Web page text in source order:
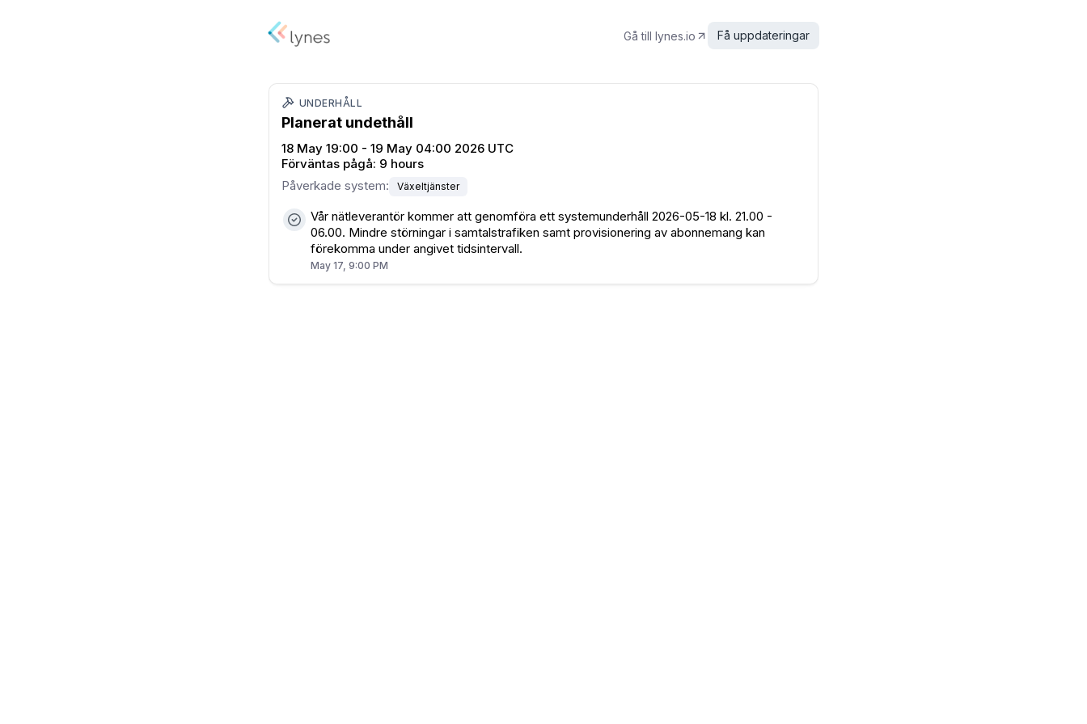
Gå till lynes.io Få uppdateringar
UNDERHÅLL
Planerat undethåll
18 May 19:00 - 19 May 04:00 2026 UTC
Förväntas pågå: 9 hours
Påverkade system: Växeltjänster
Vår nätleverantör kommer att genomföra ett systemunderhåll 2026-05-18 kl. 21.00 -
06.00. Mindre störningar i samtalstrafiken samt provisionering av abonnemang kan
förekomma under angivet tidsintervall.
May 17, 9:00 PM